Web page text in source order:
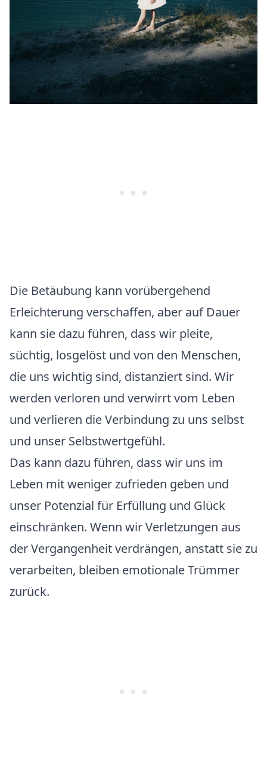
Die Betäubung kann vorübergehend
Erleichterung verschaffen, aber auf Dauer
kann sie dazu führen, dass wir pleite,
süchtig, losgelöst und von den Menschen,
die uns wichtig sind, distanziert sind. Wir
werden verloren und verwirrt vom Leben
und verlieren die Verbindung zu uns selbst
und unser Selbstwertgefühl.
Das kann dazu führen, dass wir uns im
Leben mit weniger zufrieden geben und
unser Potenzial für Erfüllung und Glück
einschränken. Wenn wir Verletzungen aus
der Vergangenheit verdrängen, anstatt sie zu
verarbeiten, bleiben emotionale Trümmer
zurück.